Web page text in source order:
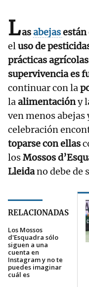
Lasabejas
eluso de
prácticas agrícolas
supervivencia es
continuar con la
laalimentacióny
ven menos abejas
celebración
toparse con ellas
losMossos
Lleidano debe de
RELACIONADAS
Los Mossos
d'Esquadra sólo
siguen a una
cuenta en
Instagram y no te
puedes imaginar
cuál es